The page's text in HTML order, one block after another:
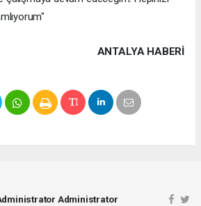
ANTALYA HABERİ
Administrator